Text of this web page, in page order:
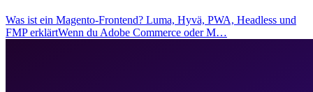
Was ist ein Magento-Frontend? Luma, Hyvä, PWA, Headless und
FMP erklärtWenn du Adobe Commerce oder M…